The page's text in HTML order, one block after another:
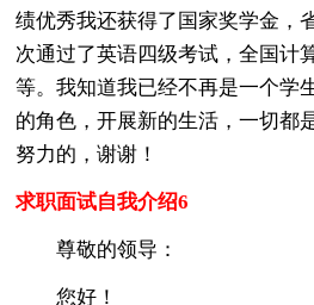
绩优秀我还获得了国家奖学金，
次通过了英语四级考试，全国计
等。我知道我已经不再是一个学
的角色，开展新的生活，一切都
努力的，谢谢！
求职面试自我介绍6
尊敬的领导：
您好！